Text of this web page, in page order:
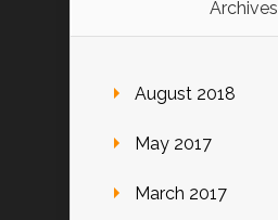
Archives
August 2018
May 2017
March 2017